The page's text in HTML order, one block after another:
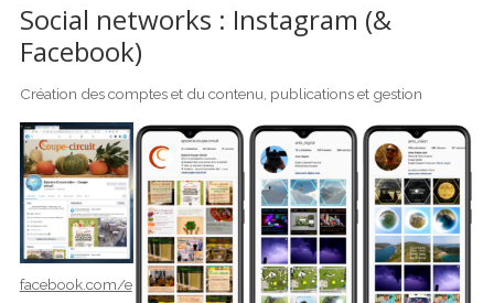
Social networks : Instagram (&
Facebook)
Création des comptes et du contenu, publications et gestion
facebook.com/e